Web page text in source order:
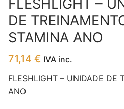
FLESHLIGHT –
DE
STAMINA ANO
71,14 € IVA inc.
FLESHLIGHT – UNIDADE DE
ANO